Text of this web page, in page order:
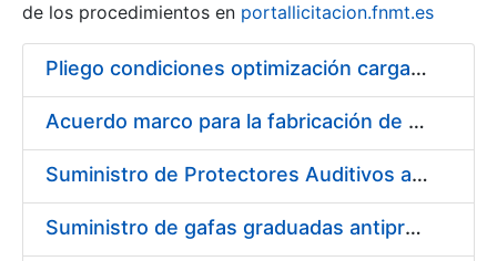
de los procedimientos en portallicitacion.fnmt.es
Pliego condiciones optimización cargas compras firmado
Acuerdo marco para la fabricación de piezas
Suministro de Protectores Auditivos a medida para las personas trabajadoras de los Centros de Trabajo de Madrid y Burgos
Suministro de gafas graduadas antiproyecciones para los trabajadores de la FNMT-RCM en los centros de trabajo de Madrid y Burgos